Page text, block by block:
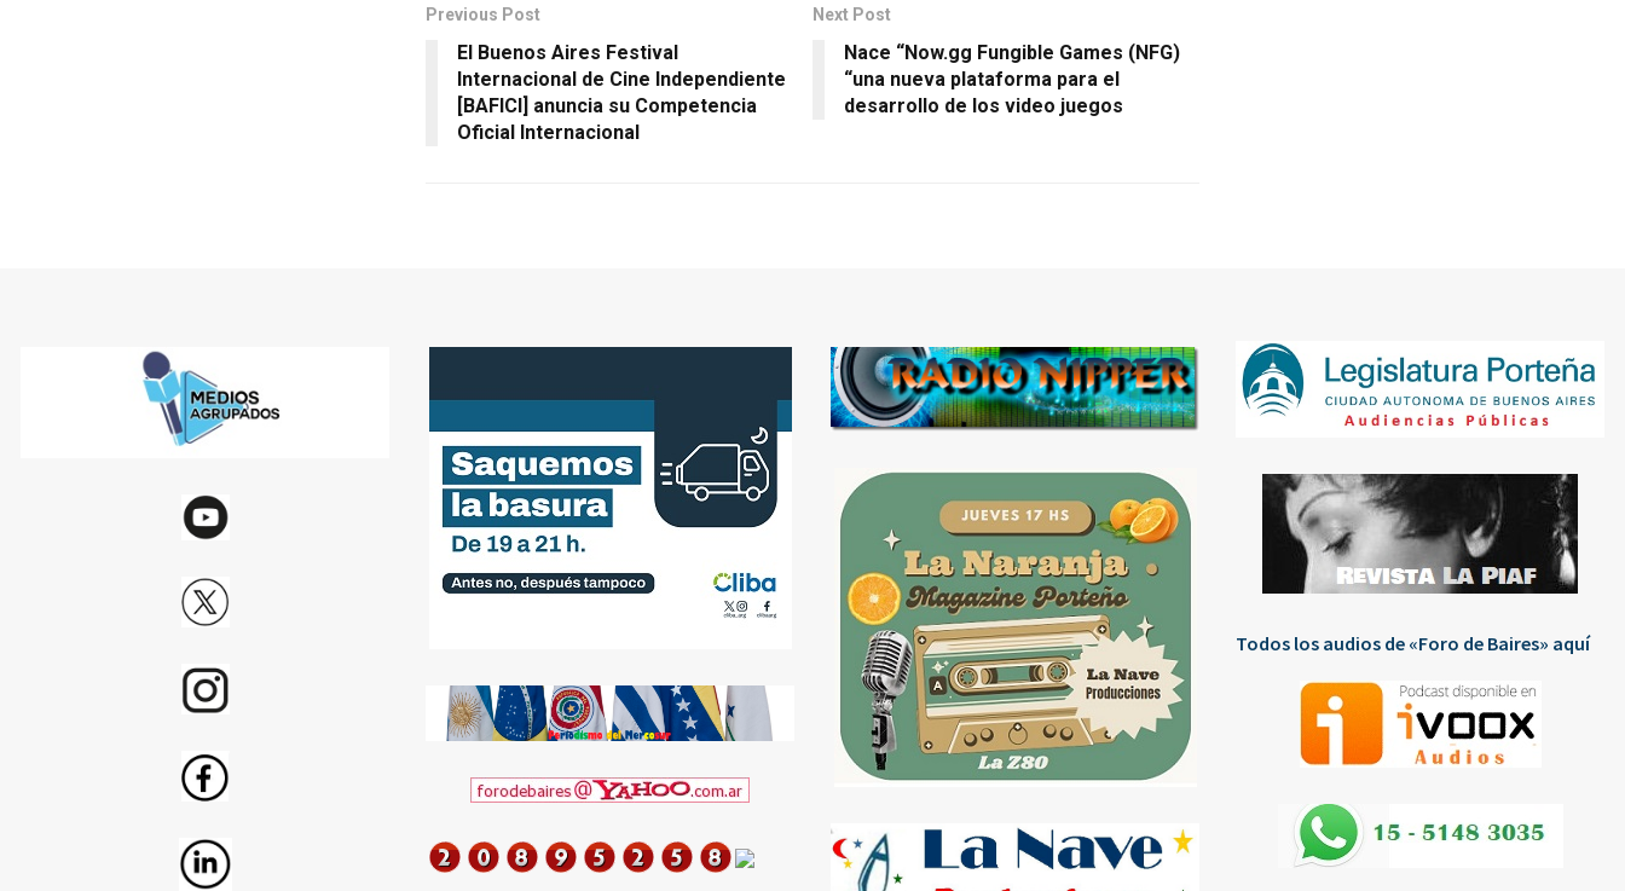
Previous Post
El Buenos Aires Festival
Internacional de Cine Independiente
[BAFICI] anuncia su Competencia
Oficial Internacional
Next Post
Nace “Now.gg Fungible Games (NFG)
“una nueva plataforma para el
desarrollo de los video juegos
Todos los audios de «Foro de Baires» aquí